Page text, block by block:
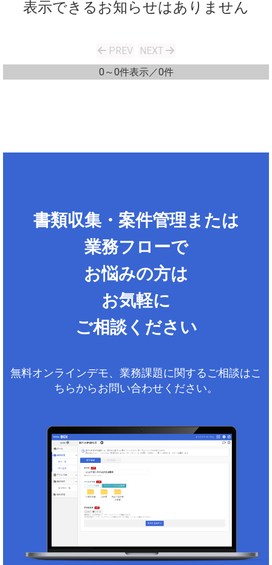
表示できるお知らせはありません
PREV
NEXT
0～0件表示／0件
書類収集・案件管理または
業務フローで
お悩みの方は
お気軽に
ご相談ください
無料オンラインデモ、業務課題に関するご相談はこ
ちらからお問い合わせください。